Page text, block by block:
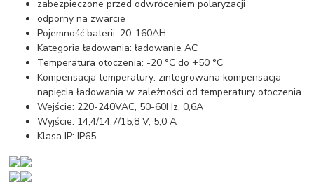
zabezpieczone przed odwróceniem polaryzacji
odporny na zwarcie
Pojemność baterii: 20-160AH
Kategoria ładowania: ładowanie AC
Temperatura otoczenia: -20 °C do +50 °C
Kompensacja temperatury: zintegrowana kompensacja
napięcia ładowania w zależności od temperatury otoczenia
Wejście: 220-240VAC, 50-60Hz, 0,6A
Wyjście: 14,4/14,7/15,8 V, 5,0 A
Klasa IP: IP65